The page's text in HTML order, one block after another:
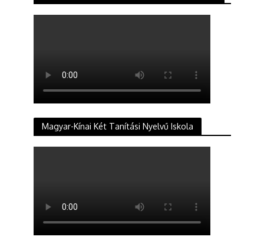
Magyar-Kínai Két Tanítási Nyelvű Iskola